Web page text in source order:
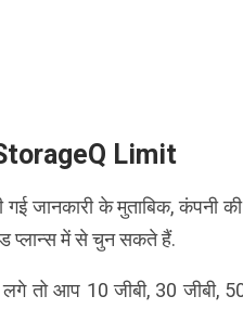
Limit
गई जानकारी के मुताबिक,
प्लान्स में से चुन सकते हैं.
तो आप 10 जीबी, 30 जीबी,